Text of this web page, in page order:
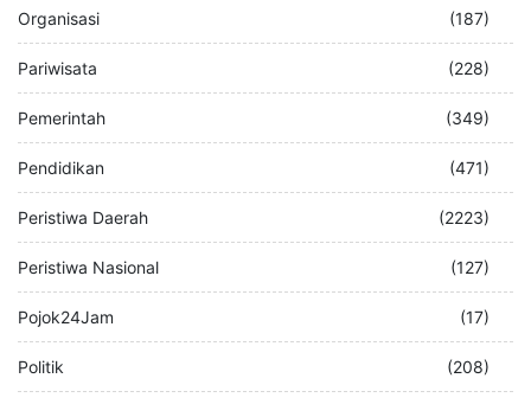
Organisasi (187)
Pariwisata (228)
Pemerintah (349)
Pendidikan (471)
Peristiwa Daerah (2223)
Peristiwa Nasional (127)
Pojok24Jam (17)
Politik (208)